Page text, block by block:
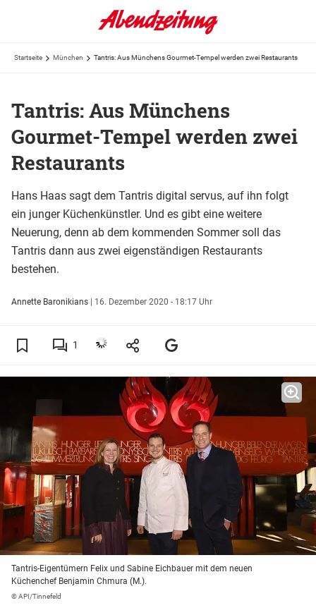
Startseite München Tantris: Aus Münchens Gourmet-Tempel werden zwei Restaurants
Tantris: Aus Münchens
Gourmet-Tempel werden zwei
Restaurants
Hans Haas sagt dem Tantris digital servus, auf ihn folgt
ein junger Küchenkünstler. Und es gibt eine weitere
Neuerung, denn ab dem kommenden Sommer soll das
Tantris dann aus zwei eigenständigen Restaurants
bestehen.
Annette Baronikians | 16. Dezember 2020 - 18:17 Uhr
1
Tantris-Eigentümern Felix und Sabine Eichbauer mit dem neuen
Küchenchef Benjamin Chmura (M.).
© API/Tinnefeld